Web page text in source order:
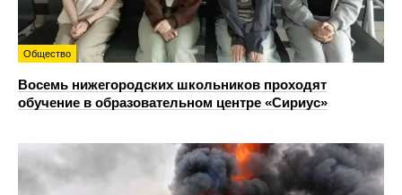
Общество
Восемь нижегородских школьников проходят
обучение в образовательном центре «Сириус»